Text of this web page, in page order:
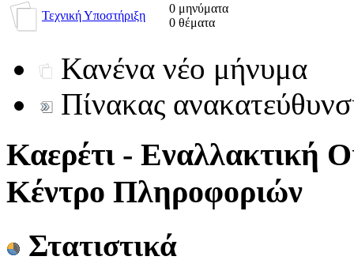
Τεχνική Υποστήριξη
0 μηνύματα
0 θέματα
Κανένα νέο μήνυμα
Πίνακας
Καερέτι - Εναλλακτική
Κέντρο Πληροφοριών
Στατιστικά